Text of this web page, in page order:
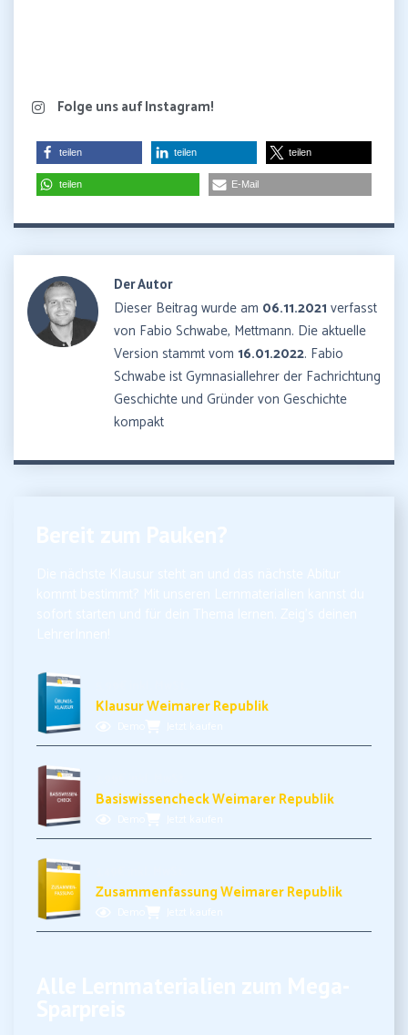
Folge uns auf Instagram!
teilen teilen teilen
teilen E-Mail
Der Autor
Dieser Beitrag wurde am 06.11.2021 verfasst
von Fabio Schwabe, Mettmann. Die aktuelle
Version stammt vom 16.01.2022. Fabio
Schwabe ist Gymnasiallehrer der Fachrichtung
Geschichte und Gründer von Geschichte
kompakt
Klausur Weimarer Republik
Basiswissencheck Weimarer Republik
Zusammenfassung Weimarer Republik